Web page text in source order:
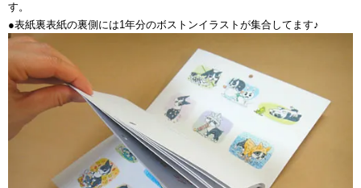
す。
●表紙裏表紙の裏側には1年分のボストンイラストが集合してます♪